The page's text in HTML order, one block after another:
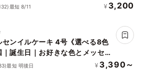
最短 8/11 ¥ 3,200
センイルケーキ 4号《選べる8色
｜誕生日｜お好きな色とメッセー
最短 明後日 ¥ 3,390～